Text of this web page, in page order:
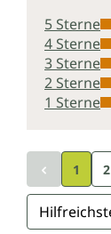
5 Sterne
4 Sterne
3 Sterne
2 Sterne
1 Sterne
1 2